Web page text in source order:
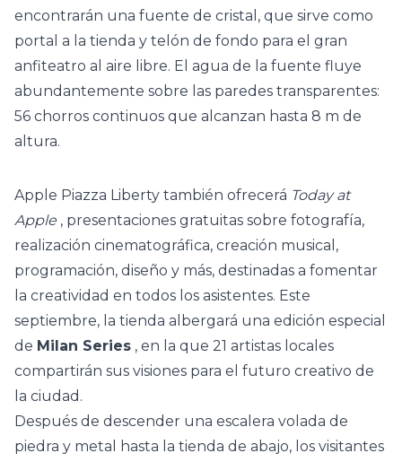
encontrarán una fuente de cristal, que sirve como
portal a la tienda y telón de fondo para el gran
anfiteatro al aire libre. El agua de la fuente fluye
abundantemente sobre las paredes transparentes:
56 chorros continuos que alcanzan hasta 8 m de
altura.
Apple Piazza Liberty también ofrecerá Today at
Apple , presentaciones gratuitas sobre fotografía,
realización cinematográfica, creación musical,
programación, diseño y más, destinadas a fomentar
la creatividad en todos los asistentes. Este
septiembre, la tienda albergará una edición especial
de Milan Series , en la que 21 artistas locales
compartirán sus visiones para el futuro creativo de
la ciudad.
Después de descender una escalera volada de
piedra y metal hasta la tienda de abajo, los visitantes